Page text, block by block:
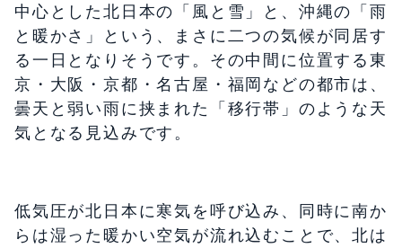
中心とした北日本の「風と雪」と、沖縄の「雨
と暖かさ」という、まさに二つの気候が同居す
る一日となりそうです。その中間に位置する東
京・大阪・京都・名古屋・福岡などの都市は、
曇天と弱い雨に挟まれた「移行帯」のような天
気となる見込みです。
低気圧が北日本に寒気を呼び込み、同時に南か
らは湿った暖かい空気が流れ込むことで、北は